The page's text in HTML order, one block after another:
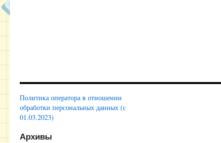
Политика оператора в отношении
обработки персональных данных (с
01.03.2023)
Архивы